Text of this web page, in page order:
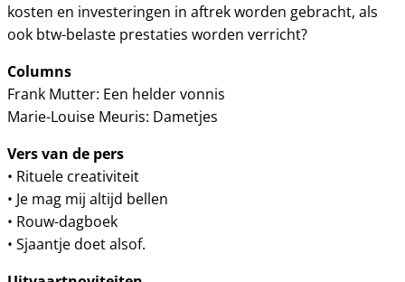
kosten en investeringen in aftrek worden gebracht, als
ook btw-belaste prestaties worden verricht?
Columns
Frank Mutter: Een helder vonnis
Marie-Louise Meuris: Dametjes
Vers van de pers
• Rituele creativiteit
• Je mag mij altijd bellen
• Rouw-dagboek
• Sjaantje doet alsof.